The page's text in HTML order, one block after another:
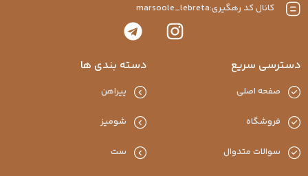
کانال کد رهگیری:marsoole_lebreta
سریع
صفحه اصلی
فروشگاه
سوالات متدوال
دسته بندی ها
پیراهن
شومیز
ست